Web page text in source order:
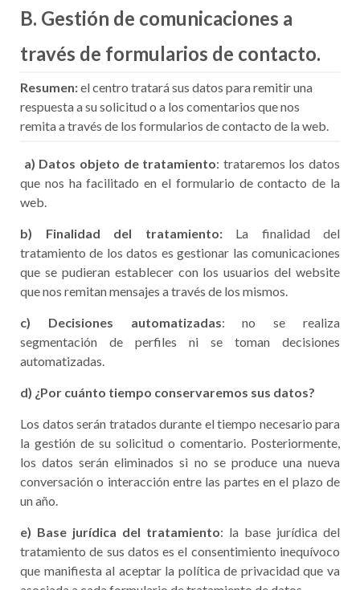
B. Gestión de comunicaciones a
través de formularios de contacto.
Resumen:el centro tratará sus datos para remitir una
respuesta a su solicitud o a los comentarios que nos
remita a través de los formularios de contacto de la web.
a) Datos objeto de tratamiento: trataremos los datos
que nos ha facilitado en el formulario de contacto de la
web.
b) Finalidad del tratamiento: La finalidad del
tratamiento de los datos es gestionar las comunicaciones
que se pudieran establecer con los usuarios del website
que nos remitan mensajes a través de los mismos.
c) Decisiones automatizadas: no se realiza
segmentación de perfiles ni se toman decisiones
automatizadas.
d) ¿Por cuánto tiempo conservaremos sus datos?
Los datos serán tratados durante el tiempo necesario para
la gestión de su solicitud o comentario. Posteriormente,
los datos serán eliminados si no se produce una nueva
conversación o interacción entre las partes en el plazo de
un año.
e) Base jurídica del tratamiento: la base jurídica del
tratamiento de sus datos es el consentimiento inequívoco
que manifiesta al aceptar la política de privacidad que va